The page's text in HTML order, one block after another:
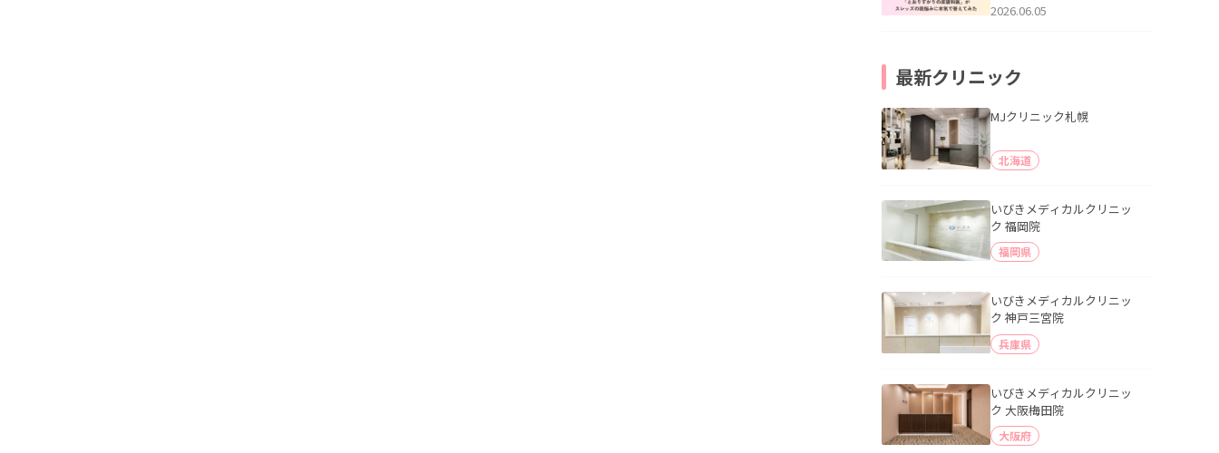
ッズの肌悩みに本気で答え
2026.06.05
最新クリニック
MJクリニック札幌
北海道
いびきメディカルクリニッ
ク 福岡院
福岡県
いびきメディカルクリニッ
ク 神戸三宮院
兵庫県
いびきメディカルクリニッ
ク 大阪梅田院
大阪府